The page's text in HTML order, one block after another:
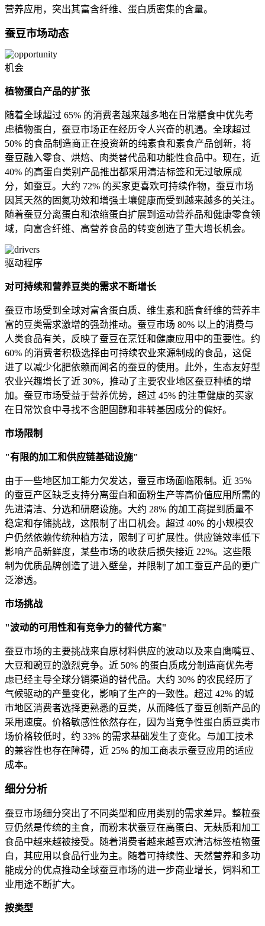
营养应用，突出其富含纤维、蛋白质密集的含量。
蚕豆市场动态
机会
植物蛋白产品的扩张
随着全球超过 65% 的消费者越来越多地在日常膳食中优先考
虑植物蛋白，蚕豆市场正在经历令人兴奋的机遇。全球超过
50% 的食品制造商正在投资新的纯素食和素食产品创新，将
蚕豆融入零食、烘焙、肉类替代品和功能性食品中。现在，近
40% 的高蛋白类别产品推出都采用清洁标签和无过敏原成
分，如蚕豆。大约 72% 的买家更喜欢可持续作物，蚕豆市场
因其天然的固氮功效和增强土壤健康而受到越来越多的关注。
随着蚕豆分离蛋白和浓缩蛋白扩展到运动营养品和健康零食领
域，向富含纤维、高营养食品的转变创造了重大增长机会。
驱动程序
对可持续和营养豆类的需求不断增长
蚕豆市场受到全球对富含蛋白质、维生素和膳食纤维的营养丰
富的豆类需求激增的强劲推动。蚕豆市场 80% 以上的消费与
人类食品有关，反映了蚕豆在烹饪和健康应用中的重要性。约
60% 的消费者积极选择由可持续农业来源制成的食品，这促
进了以减少化肥依赖而闻名的蚕豆的使用。此外，生态友好型
农业兴趣增长了近 30%，推动了主要农业地区蚕豆种植的增
加。蚕豆市场受益于营养优势，超过 45% 的注重健康的买家
在日常饮食中寻找不含胆固醇和非转基因成分的偏好。
市场限制
"有限的加工和供应链基础设施"
由于一些地区加工能力欠发达，蚕豆市场面临限制。近 35%
的蚕豆产区缺乏支持分离蛋白和面粉生产等高价值应用所需的
先进清洁、分选和研磨设施。大约 28% 的加工商提到质量不
稳定和存储挑战，这限制了出口机会。超过 40% 的小规模农
户仍然依赖传统种植方法，限制了可扩展性。供应链效率低下
影响产品新鲜度，某些市场的收获后损失接近 22%。这些限
制为优质品牌创造了进入壁垒，并限制了加工蚕豆产品的更广
泛渗透。
市场挑战
"波动的可用性和有竞争力的替代方案"
蚕豆市场的主要挑战来自原材料供应的波动以及来自鹰嘴豆、
大豆和豌豆的激烈竞争。近 50% 的蛋白质成分制造商优先考
虑已经主导全球分销渠道的替代品。大约 30% 的农民经历了
气候驱动的产量变化，影响了生产的一致性。超过 42% 的城
市地区消费者选择更熟悉的豆类，从而降低了蚕豆创新产品的
采用速度。价格敏感性依然存在，因为当竞争性蛋白质豆类市
场价格较低时，约 33% 的需求基础发生了变化。与加工技术
的兼容性也存在障碍，近 25% 的加工商表示蚕豆应用的适应
成本。
细分分析
蚕豆市场细分突出了不同类型和应用类别的需求差异。整粒蚕
豆仍然是传统的主食，而粉末状蚕豆在高蛋白、无麸质和加工
食品中越来越被接受。随着消费者越来越喜欢清洁标签植物蛋
白，其应用以食品行业为主。随着可持续性、天然营养和多功
能成分的优点推动全球蚕豆市场的进一步商业增长，饲料和工
业用途不断扩大。
按类型